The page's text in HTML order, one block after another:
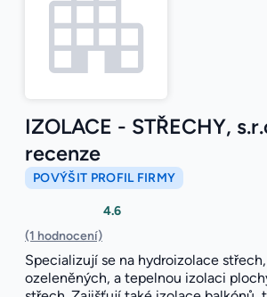
IZOLACE - STŘECHY,
recenze
POVÝŠIT PROFIL FIRMY
4.6
(1 hodnocení)
Specializují se na hydroizolace
ozeleněných, a tepelnou izolaci